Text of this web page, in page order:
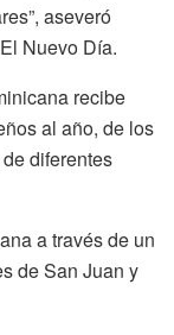
aseveró
Nuevo Día.
recibe
al año, de los
diferentes
a través de un
de San Juan y